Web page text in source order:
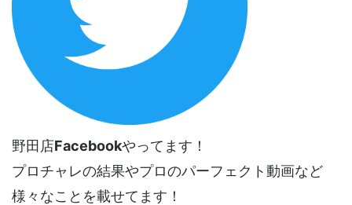
野田店Facebookやってます！
プロチャレの結果やプロのパーフェクト動画など
様々なことを載せてます！